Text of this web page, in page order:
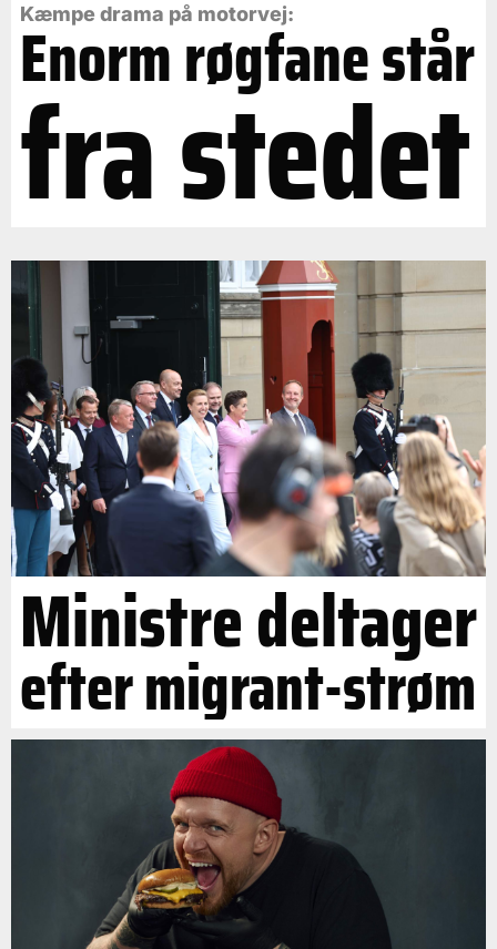
Kæmpe drama på motorvej:
Enorm røgfane står
fra stedet
Ministre deltager
efter migrant-strøm